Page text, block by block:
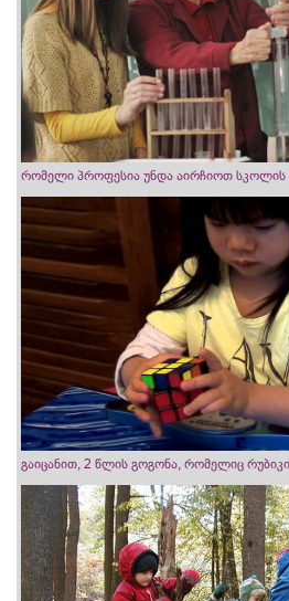
რომელი პროფესია უნდა აირჩიოთ სკოლის
გაიცანით, 2 წლის გოგონა, რომელიც